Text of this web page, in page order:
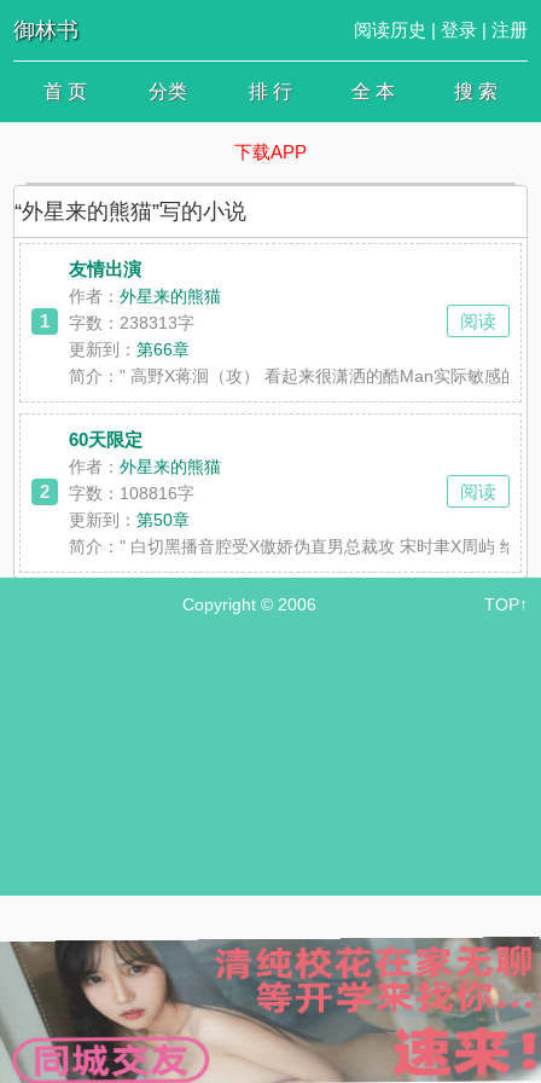
御林书 阅读历史 | 登录| 注册
首 页 分类 排 行 全 本 搜 索
下载APP
“外星来的熊猫”写的小说
1
友情出演
作者：外星来的熊猫
字数：238313字
更新到：第66章
简介：" 高野X蒋洄（攻） 看起来很潇洒的酷Man实际敏感的
阅读
2
60天限定
作者：外星来的熊猫
字数：108816字
更新到：第50章
简介：" 白切黑播音腔受X傲娇伪直男总裁攻 宋时聿X周屿 给
阅读
Copyright © 2006 TOP↑